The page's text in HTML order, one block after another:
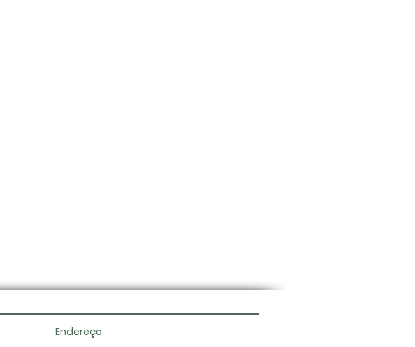
Endereço